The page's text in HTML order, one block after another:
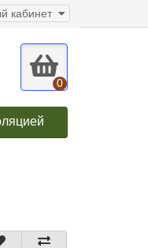
кабинет
0